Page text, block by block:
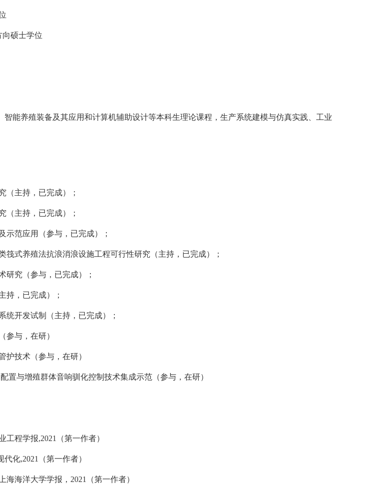
向硕士学位
智能养殖装备及其应用和计算机辅助设计等本科生理论课程，生产系统建模与仿真实践、工业
主持，已完成）；
（主持，已完成）；
范应用（参与，已完成）；
式养殖法抗浪消浪设施工程可行性研究（主持，已完成）；
究（参与，已完成）；
持，已完成）；
开发试制（主持，已完成）；
与，在研）
技术（参与，在研）
与增殖群体音响驯化控制技术集成示范（参与，在研）
工程学报,2021 （第一作者）
代化,2021 （第一作者）
上海海洋大学学报， 2021 （第一作者）